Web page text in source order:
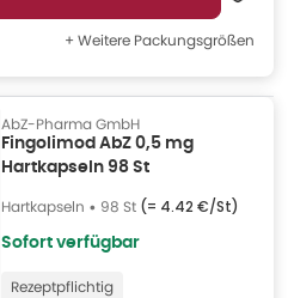
+ Weitere Packungsgrößen
AbZ-Pharma GmbH
Fingolimod AbZ 0,5 mg
Hartkapseln 98 St
Hartkapseln • 98 St (= 4.42 €/St)
Sofort verfügbar
Rezeptpflichtig